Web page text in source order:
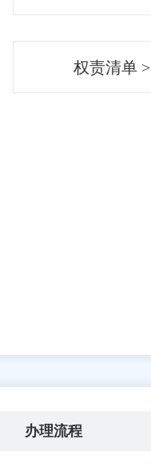
权责清单 >
办理流程